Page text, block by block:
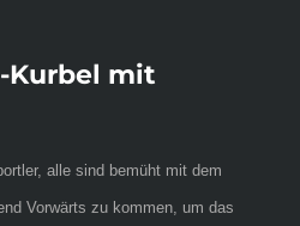
Kurbel mit
alle sind bemüht mit dem
Vorwärts zu kommen, um das